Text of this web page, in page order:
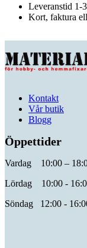
Leveranstid 1-
Kort, faktura
Kontakt
Vår butik
Blogg
Öppettider
Vardag 10:00 –
Lördag 10:00 -
Söndag 12:00 -